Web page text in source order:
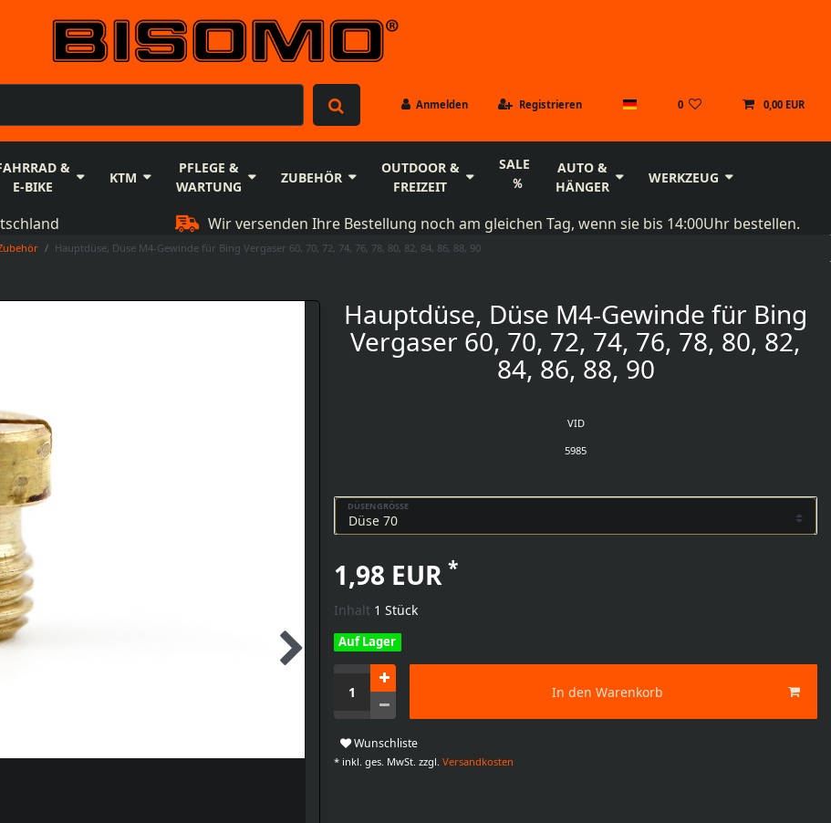
Anmelden Registrieren 0 0,00 EUR
&
E-BIKE
KTM
PFLEGE &
WARTUNG
ZUBEHÖR
OUTDOOR &
FREIZEIT
SALE
AUTO &
HÄNGER
WERKZEUG
Wir versenden Ihre Bestellung noch am gleichen Tag, wenn sie bis 14:00Uhr bestellen.
Hauptdüse, Düse M4-Gewinde für Bing Vergaser 60, 70, 72, 74, 76, 78, 80, 82, 84, 86, 88, 90
Hauptdüse, Düse M4-Gewinde für Bing
Vergaser 60, 70, 72, 74, 76, 78, 80, 82,
84, 86, 88, 90
VID
5985
DÜSENGRÖSSE
1,98 EUR *
Inhalt 1 Stück
Auf Lager
In den Warenkorb
Wunschliste
* inkl. ges. MwSt. zzgl. Versandkosten